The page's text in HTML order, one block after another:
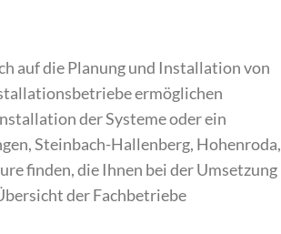
auf die Planung und Installation von
ermöglichen
der Systeme oder ein
Steinbach-Hallenberg, Hohenroda,
finden, die Ihnen bei der Umsetzung
der Fachbetriebe